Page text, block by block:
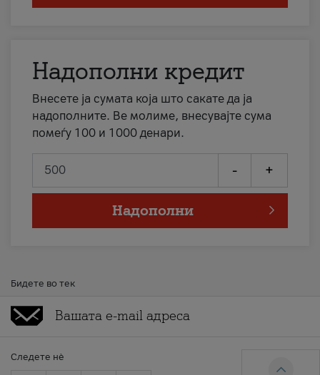
Надополни кредит
Внесете ја сумата која што сакате да ја
надополните. Ве молиме, внесувајте сума
помеѓу 100 и 1000 денари.
- +
Надополни
Бидете во тек
Следете нè